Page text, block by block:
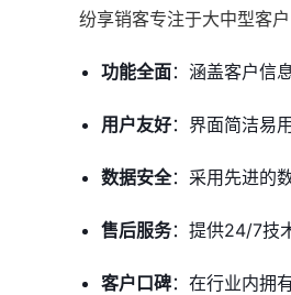
纷享销客专注于大中型客
功能全面：涵盖客户信
用户友好：界面简洁易
数据安全：采用先进的
售后服务：提供24/7技
客户口碑：在行业内拥